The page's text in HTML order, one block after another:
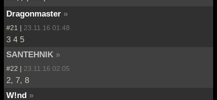
Dragonmaster »
#21 | 23.11.16 01:48
3 4 5
SANTEHNIK »
#22 | 23.11.16 02:05
2, 7, 8
W!nd »